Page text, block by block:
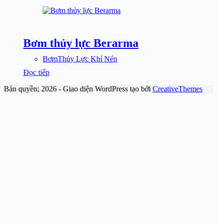
Bơm thủy lực Berarma
BơmThủy Lực Khí Nén
Đọc tiếp
Bản quyền; 2026 - Giao diện WordPress tạo bởi CreativeThemes